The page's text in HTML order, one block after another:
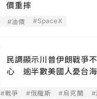
價重摔
#油價 #SpaceX
民調顯示川普伊朗戰爭
心 逾半數美國人憂台
#戰爭 #俄羅斯 #烏克蘭
#